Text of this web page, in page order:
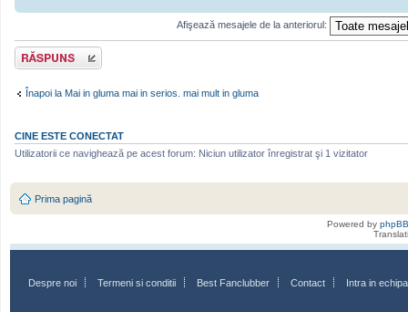
Afişează mesajele de la anteriorul:
Scrie un răspuns
Înapoi la Mai in gluma mai in serios. mai mult in gluma
CINE ESTE CONECTAT
Utilizatorii ce navighează pe acest forum: Niciun utilizator înregistrat şi 1 vizitator
Prima pagină
Powered by phpBB
Despre noi Termeni si conditii Best Fanclubber Contact Intra in